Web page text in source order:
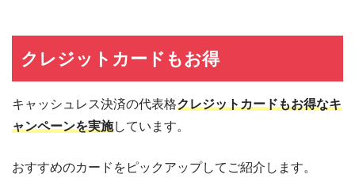
クレジットカードもお得
キャッシュレス決済の代表格クレジットカードもお得なキ
ャンペーンを実施しています。
おすすめのカードをピックアップしてご紹介します。